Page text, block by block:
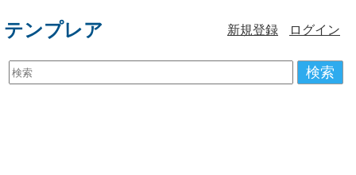
テンプレア 新規登録 ログイン
検索